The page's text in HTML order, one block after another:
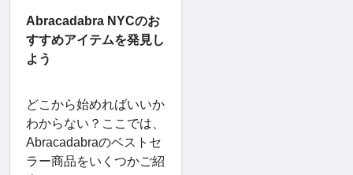
Abracadabra NYCのお
すすめアイテムを発見し
よう
どこから始めればいいか
わからない？ここでは、
Abracadabraのベストセ
ラー商品をいくつかご紹